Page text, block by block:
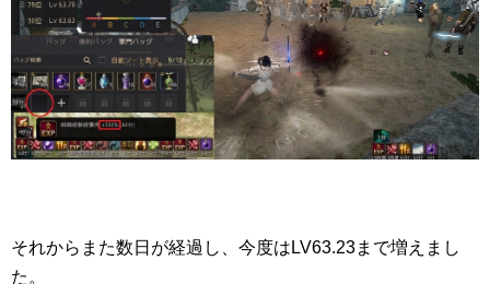
それからまた数日が経過し、今度はLV63.23まで増えまし
た。